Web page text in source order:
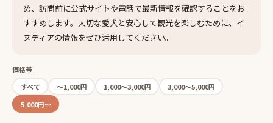
め、訪問前に公式サイトや電話で最新情報を確認することをお
すすめします。大切な愛犬と安心して観光を楽しむために、イ
ヌディアの情報をぜひ活用してください。
価格帯
すべて
〜1,000円 1,000〜3,000円
3,000〜5,000円
5,000円〜